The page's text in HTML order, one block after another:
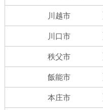
川越市
川口市
秩父市
飯能市
本庄市